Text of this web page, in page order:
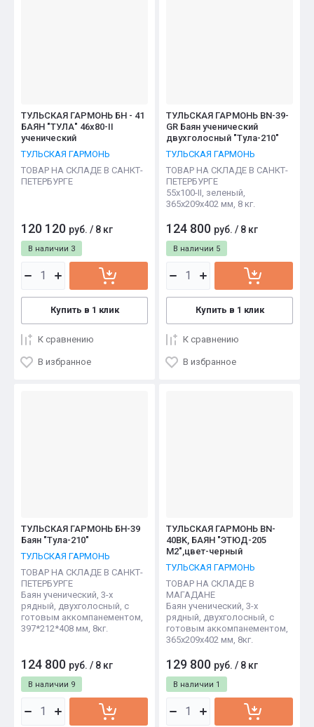
ТУЛЬСКАЯ ГАРМОНЬ БН - 41
БАЯН "ТУЛА" 46х80-II
ученический
ТУЛЬСКАЯ ГАРМОНЬ
ТОВАР НА СКЛАДЕ В САНКТ-
ПЕТЕРБУРГЕ
В наличии 3
120 120 руб. / 8 кг
Купить в 1 клик
К сравнению
В избранное
ТУЛЬСКАЯ ГАРМОНЬ BN-39-
GR Баян ученический
двухголосный "Тула-210"
ТУЛЬСКАЯ ГАРМОНЬ
ТОВАР НА СКЛАДЕ В САНКТ-
ПЕТЕРБУРГЕ
55х100-II, зеленый,
365х209х402 мм, 8 кг.
В наличии 5
124 800 руб. / 8 кг
Купить в 1 клик
К сравнению
В избранное
ТУЛЬСКАЯ ГАРМОНЬ БН-39
Баян "Тула-210"
ТУЛЬСКАЯ ГАРМОНЬ
ТОВАР НА СКЛАДЕ В САНКТ-
ПЕТЕРБУРГЕ
Баян ученический, 3-х
рядный, двухголосный, с
готовым аккомпанементом,
397*212*408 мм, 8кг.
В наличии 9
124 800 руб. / 8 кг
ТУЛЬСКАЯ ГАРМОНЬ BN-
40BK, БАЯН "ЭТЮД-205
М2",цвет-черный
ТУЛЬСКАЯ ГАРМОНЬ
ТОВАР НА СКЛАДЕ В
МАГАДАНЕ
Баян ученический, 3-х
рядный, двухголосный, с
готовым аккомпанементом,
365х209х402 мм, 8кг.
В наличии 1
129 800 руб. / 8 кг